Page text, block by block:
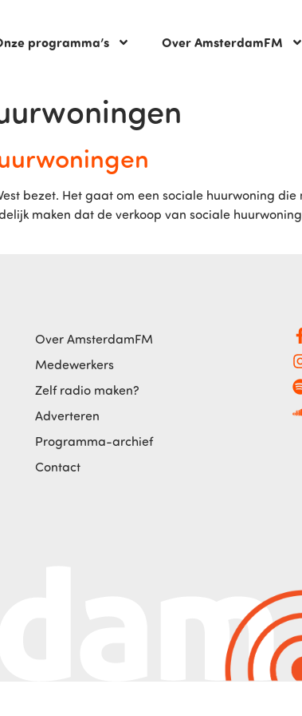
programma’s Over AmsterdamFM
bezet. Het gaat om een sociale huurwoning
maken dat de verkoop van sociale
Over AmsterdamFM
Medewerkers
Zelf radio maken?
Adverteren
Programma-archief
Contact